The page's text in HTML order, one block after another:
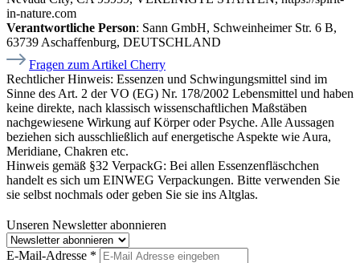
in-nature.com
Verantwortliche Person: Sann GmbH, Schweinheimer Str. 6 B,
63739 Aschaffenburg, DEUTSCHLAND
Fragen zum Artikel Cherry
Rechtlicher Hinweis: Essenzen und Schwingungsmittel sind im
Sinne des Art. 2 der VO (EG) Nr. 178/2002 Lebensmittel und haben
keine direkte, nach klassisch wissenschaftlichen Maßstäben
nachgewiesene Wirkung auf Körper oder Psyche. Alle Aussagen
beziehen sich ausschließlich auf energetische Aspekte wie Aura,
Meridiane, Chakren etc.
Hinweis gemäß §32 VerpackG: Bei allen Essenzenfläschchen
handelt es sich um EINWEG Verpackungen. Bitte verwenden Sie
sie selbst nochmals oder geben Sie sie ins Altglas.
Unseren Newsletter abonnieren
E-Mail-Adresse *